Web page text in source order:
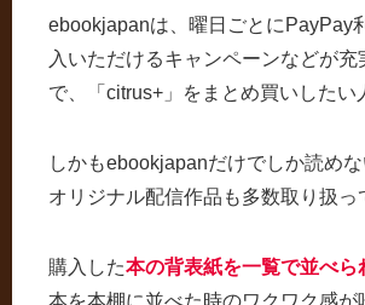
ebookjapanは、曜日ごとにPayPay
入いただけるキャンペーンなどが充
で、「citrus+」をまとめ買いしたい
しかもebookjapanだけでしか読めな
オリジナル配信作品も多数取り扱っ
購入した本の背表紙を一覧で並べら
本を本棚に並べた時のワクワク感が